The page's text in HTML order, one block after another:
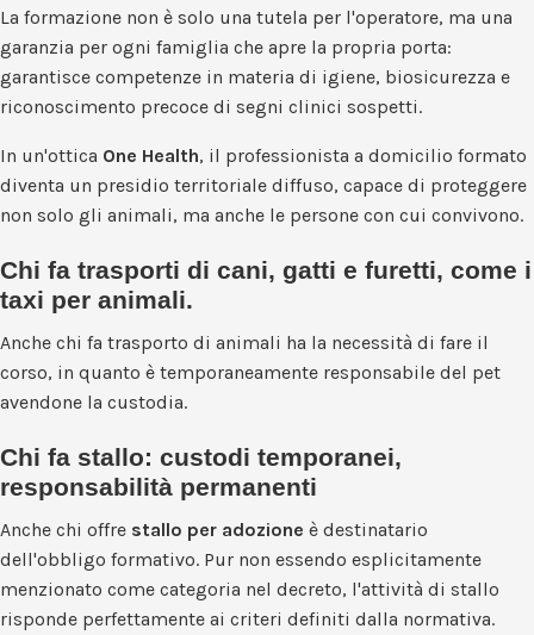
La formazione non è solo una tutela per l'operatore, ma una
garanzia per ogni famiglia che apre la propria porta:
garantisce competenze in materia di igiene, biosicurezza e
riconoscimento precoce di segni clinici sospetti.
In un'ottica One Health, il professionista a domicilio formato
diventa un presidio territoriale diffuso, capace di proteggere
non solo gli animali, ma anche le persone con cui convivono.
Chi fa trasporti di cani, gatti e furetti, come i
taxi per animali.
Anche chi fa trasporto di animali ha la necessità di fare il
corso, in quanto è temporaneamente responsabile del pet
avendone la custodia.
Chi fa stallo: custodi temporanei,
responsabilità permanenti
Anche chi offre stallo per adozione è destinatario
dell'obbligo formativo. Pur non essendo esplicitamente
menzionato come categoria nel decreto, l'attività di stallo
risponde perfettamente ai criteri definiti dalla normativa.